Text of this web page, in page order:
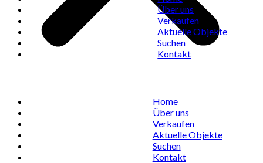
Home
Über uns
Verkaufen
Aktuelle Objekte
Suchen
Kontakt
Über uns
Verkaufen
Aktuelle Objekte
Suchen
Kontakt